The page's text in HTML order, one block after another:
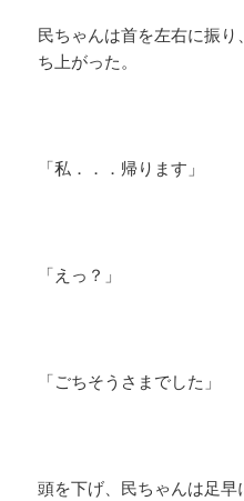
民ちゃんは首を左右に振
ち上がった。
「私．．．帰ります」
「えっ？」
「ごちそうさまでした」
頭を下げ、民ちゃんは足早